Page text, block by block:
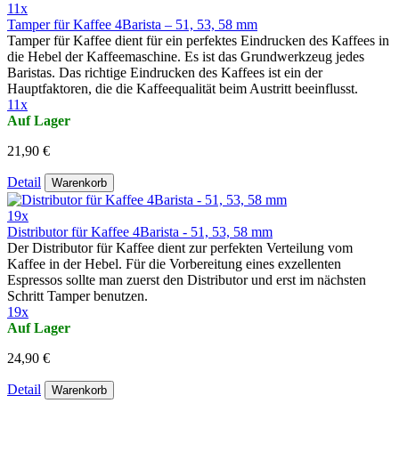
11x
Tamper für Kaffee 4Barista – 51, 53, 58 mm
Tamper für Kaffee dient für ein perfektes Eindrucken des Kaffees in
die Hebel der Kaffeemaschine. Es ist das Grundwerkzeug jedes
Baristas. Das richtige Eindrucken des Kaffees ist ein der
Hauptfaktoren, die die Kaffeequalität beim Austritt beeinflusst.
11x
Auf Lager
21,90 €
Detail Warenkorb
19x
Distributor für Kaffee 4Barista - 51, 53, 58 mm
Der Distributor für Kaffee dient zur perfekten Verteilung vom
Kaffee in der Hebel. Für die Vorbereitung eines exzellenten
Espressos sollte man zuerst den Distributor und erst im nächsten
Schritt Tamper benutzen.
19x
Auf Lager
24,90 €
Detail Warenkorb